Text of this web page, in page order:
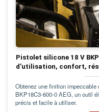
Pistolet silicone 18 V
d’utilisation, confort,
Obtenez une finition
BKP18C3-600-0 AEG, un outil
précis et facile à utiliser.